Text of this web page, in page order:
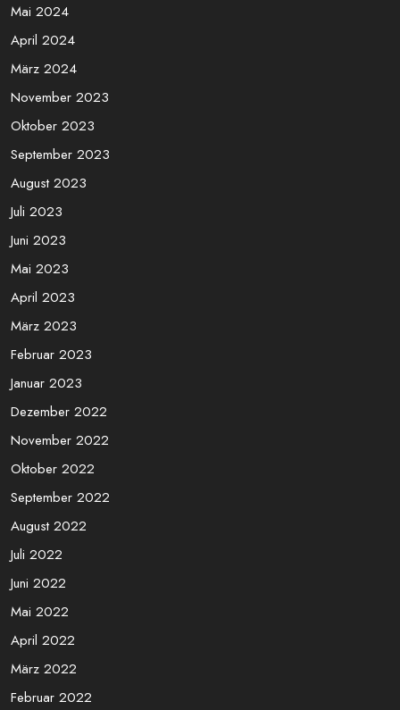
Mai 2024
April 2024
März 2024
November 2023
Oktober 2023
September 2023
August 2023
Juli 2023
Juni 2023
Mai 2023
April 2023
März 2023
Februar 2023
Januar 2023
Dezember 2022
November 2022
Oktober 2022
September 2022
August 2022
Juli 2022
Juni 2022
Mai 2022
April 2022
März 2022
Februar 2022